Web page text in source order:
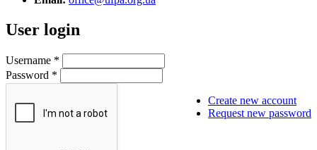
User login
Username *
Password *
Create new account
Request new password